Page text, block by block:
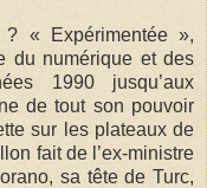
« Expérimentée »,
du numérique et des
1990 jusqu’aux
de tout son pouvoir
sur les plateaux de
fait de l’ex-ministre
sa tête de Turc,